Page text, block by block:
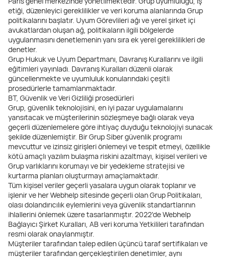
etiği, düzenleyici gereklilikler ve veri koruma alanlarında Grup
politikalarını başlatır. Uyum Görevlileri ağı ve yerel şirket içi
avukatlardan oluşan ağ, politikaların ilgili bölgelerde
uygulanmasını denetlemenin yanı sıra ek yerel gereklilikleri de
denetler.
Grup Hukuk ve Uyum Departmanı, Davranış Kurallarını ve ilgili
eğitimleri yayınladı. Davranış Kuralları düzenli olarak
güncellenmekte ve uyumluluk konularındaki çeşitli
prosedürlerle tamamlanmaktadır.
BT, Güvenlik ve Veri Gizliliği prosedürleri
Grup, güvenlik teknolojisini, en iyi pazar uygulamalarını
yansıtacak ve müşterilerinin sözleşmeye bağlı olarak veya
geçerli düzenlemelere göre ihtiyaç duyduğu teknolojiyi sunacak
şekilde düzenlemiştir. Bir Grup Siber güvenlik programı
mevcuttur ve izinsiz girişleri önlemeyi ve tespit etmeyi, özellikle
kötü amaçlı yazılım bulaşma riskini azaltmayı, kişisel verileri ve
Grup varlıklarını korumayı ve bir yedekleme stratejisi ve
kurtarma planları oluşturmayı amaçlamaktadır.
Tüm kişisel veriler geçerli yasalara uygun olarak toplanır ve
işlenir ve her Webhelp sitesinde geçerli olan Grup Politikaları,
olası dolandırıcılık eylemlerini veya güvenlik standartlarının
ihlallerini önlemek üzere tasarlanmıştır. 2022'de Webhelp
Bağlayıcı Şirket Kuralları, AB veri koruma Yetkilileri tarafından
resmi olarak onaylanmıştır.
Müşteriler tarafından talep edilen üçüncü taraf sertifikaları ve
müşteriler tarafından gerçekleştirilen denetimler, aynı